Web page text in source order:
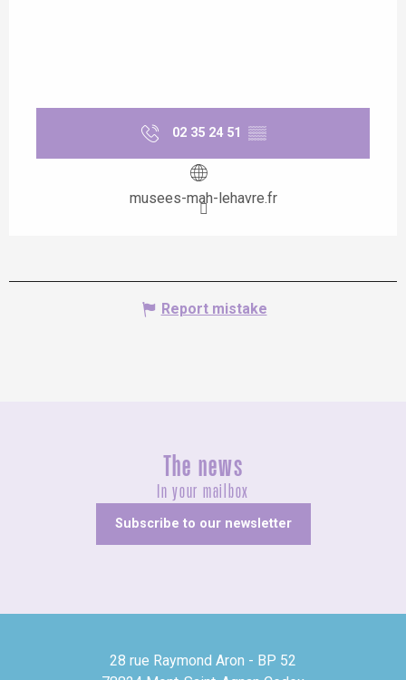
02 35 24 51 ▒▒
musees-mah-lehavre.fr
Report mistake
The news
In your mailbox
Subscribe to our newsletter
28 rue Raymond Aron - BP 52